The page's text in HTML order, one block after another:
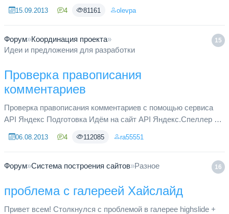
взлома: Hack ...
15.09.2013 4 81161 olevpa
15
Форум»Координация проекта»
Идеи и предложения для разработки
Проверка правописания
комментариев
Проверка правописания комментариев с помощью сервиса
API Яндекс Подготовка Идём на сайт API Яндекс.Спеллер и
папке plugins соз...
06.08.2013 4 112085 ra55551
16
Форум»Система построения сайтов»Разное
проблема с галереей Хайслайд
Привет всем! Столкнулся с проблемой в галерее highslide +